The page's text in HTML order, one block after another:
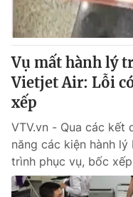
Cơ quan báo chí:
Thời
Giấy phép hoạt động
cấp ngày 29/12/2023
Tổng Biên tập:Vũ Thanh
Phó Tổng Biên tập:
Nguyễn Trọng Ninh
Tổng đài VTV:024.38
Ðiện thoại Thời báo VTV:
Email:toasoan@vtv.vn
Liên hệ quảng cáo:024-
Vụ mất hành lý
Vietjet Air: Lỗi
xếp
VTV.vn - Qua các kết
năng các kiện hành
trình phục vụ, bốc